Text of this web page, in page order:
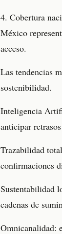
4. Cobertura
México
acceso.
Las tendencias
sostenibilidad.
Inteligencia
anticipar
Trazabilidad
confirmaciones
Sustentabilidad
cadenas de
Omnicanalidad: